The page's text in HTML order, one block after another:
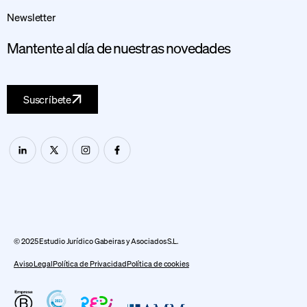
Newsletter
Mantente al día de nuestras novedades
Suscríbete
© 2025 Estudio Jurídico Gabeiras y Asociados S.L.
Aviso LegalPolítica de PrivacidadPolítica de cookies